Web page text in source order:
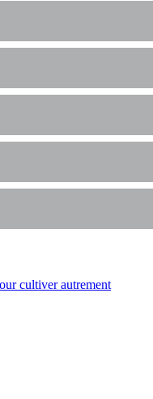
cultiver autrement